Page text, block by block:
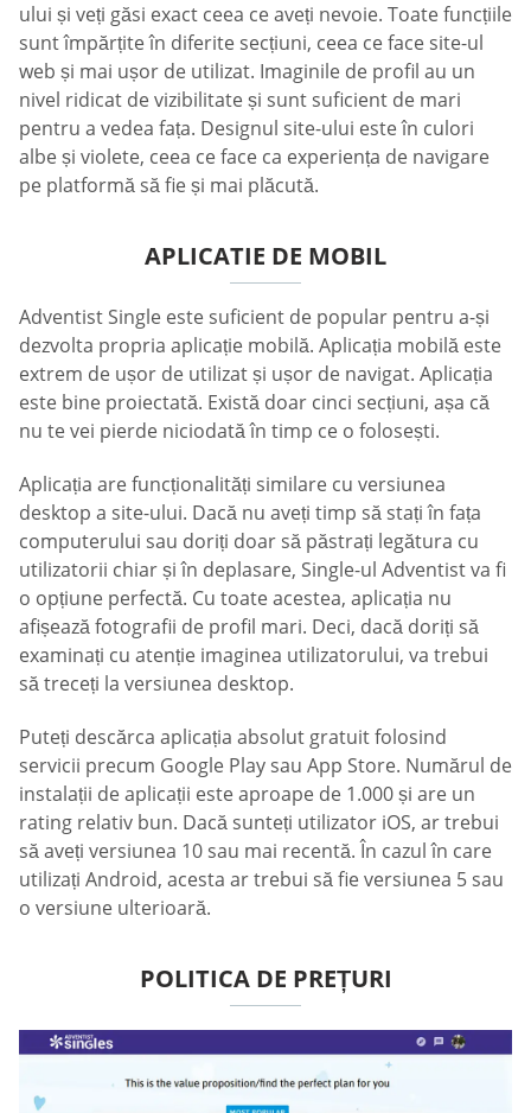
ului și veți găsi exact ceea ce aveți nevoie. Toate funcțiile
sunt împărțite în diferite secțiuni, ceea ce face site-ul
web și mai ușor de utilizat. Imaginile de profil au un
nivel ridicat de vizibilitate și sunt suficient de mari
pentru a vedea fața. Designul site-ului este în culori
albe și violete, ceea ce face ca experiența de navigare
pe platformă să fie și mai plăcută.
APLICATIE DE MOBIL
Adventist Single este suficient de popular pentru a-și
dezvolta propria aplicație mobilă. Aplicația mobilă este
extrem de ușor de utilizat și ușor de navigat. Aplicația
este bine proiectată. Există doar cinci secțiuni, așa că
nu te vei pierde niciodată în timp ce o folosești.
Aplicația are funcționalități similare cu versiunea
desktop a site-ului. Dacă nu aveți timp să stați în fața
computerului sau doriți doar să păstrați legătura cu
utilizatorii chiar și în deplasare, Single-ul Adventist va fi
o opțiune perfectă. Cu toate acestea, aplicația nu
afișează fotografii de profil mari. Deci, dacă doriți să
examinați cu atenție imaginea utilizatorului, va trebui
să treceți la versiunea desktop.
Puteți descărca aplicația absolut gratuit folosind
servicii precum Google Play sau App Store. Numărul de
instalații de aplicații este aproape de 1.000 și are un
rating relativ bun. Dacă sunteți utilizator iOS, ar trebui
să aveți versiunea 10 sau mai recentă. În cazul în care
utilizați Android, acesta ar trebui să fie versiunea 5 sau
o versiune ulterioară.
POLITICA DE PREȚURI